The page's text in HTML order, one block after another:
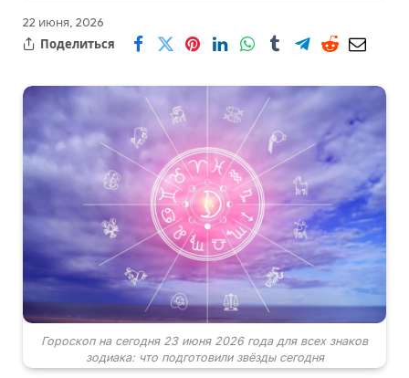
22 июня, 2026
Поделиться
Гороскоп на сегодня 23 июня 2026 года для всех знаков
зодиака: что подготовили звёзды сегодня